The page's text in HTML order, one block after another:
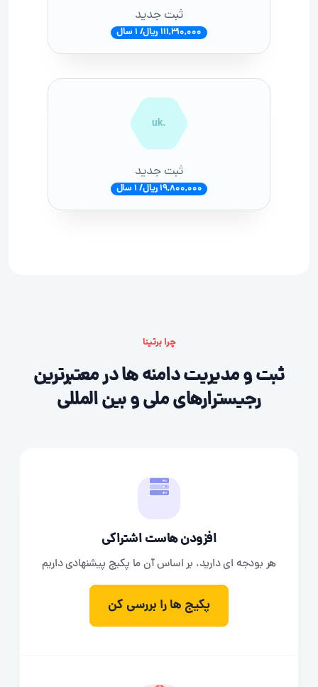
ثبت جدید
111,310,000 ریال/ 1 سال
.uk
ثبت جدید
19,800,000 ریال/ 1 سال
چرا برتینا
ثبت و مدیریت دامنه ها در معتبرترین
رجیسترارهای ملی و بین المللی
افزودن هاست اشتراکی
هر بودجه ای دارید، بر اساس آن ما پکیج پیشنهادی داریم
پکیج ها را بررسی کن